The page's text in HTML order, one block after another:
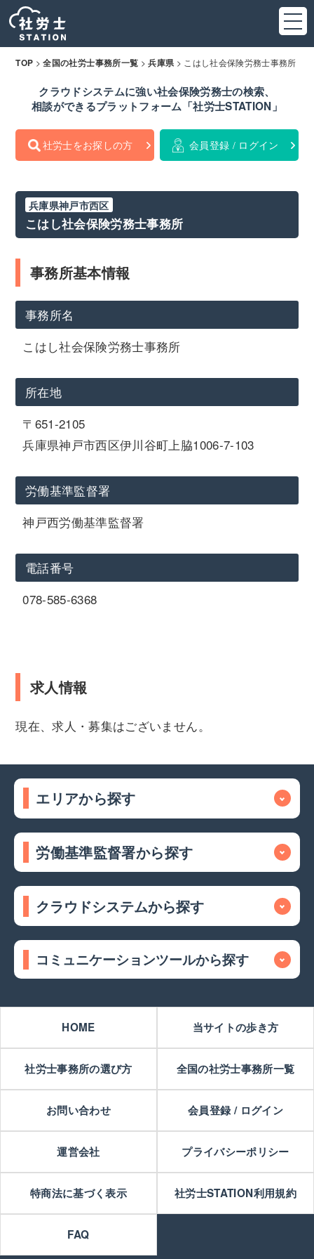
TOP >全国の社労士事務所一覧 >兵庫県 > こはし社会保険労務士事務所
クラウドシステムに強い社会保険労務士の検索、
相談ができるプラットフォーム「社労士STATION」
社労士をお探しの方 会員登録 / ログイン
兵庫県神戸市西区
こはし社会保険労務士事務所
事務所基本情報
事務所名
こはし社会保険労務士事務所
所在地
〒651-2105
兵庫県神戸市西区伊川谷町上脇1006-7-103
労働基準監督署
神戸西労働基準監督署
電話番号
078-585-6368
求人情報
現在、求人・募集はございません。
エリアから探す
労働基準監督署から探す
クラウドシステムから探す
コミュニケーションツールから探す
HOME 当サイトの歩き方
社労士事務所の選び方 全国の社労士事務所一覧
お問い合わせ 会員登録 / ログイン
運営会社 プライバシーポリシー
特商法に基づく表示 社労士STATION利用規約
FAQ